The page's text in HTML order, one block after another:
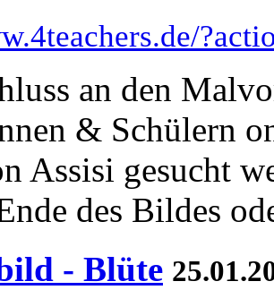
an den
& Schülern
Assisi gesucht
des Bildes
- Blüte